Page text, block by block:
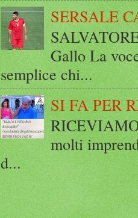
SERSALE
Gallo La
semplice chi...
SI FA PER
molti
d...